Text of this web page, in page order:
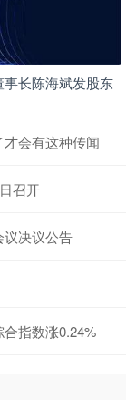
长陈海斌发股东
会有这种传闻
召开
决议公告
指数涨0.24%